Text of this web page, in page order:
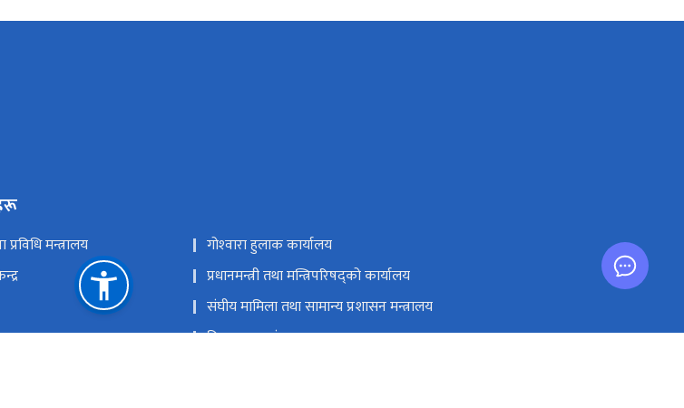
मन्त्रालय
गोश्‍वारा हुलाक कार्यालय
प्रधानमन्त्री तथा मन्त्रिपरिषद्को कार्यालय
संघीय मामिला तथा सामान्य प्रशासन मन्त्रालय
विश्व हुलाक संघ